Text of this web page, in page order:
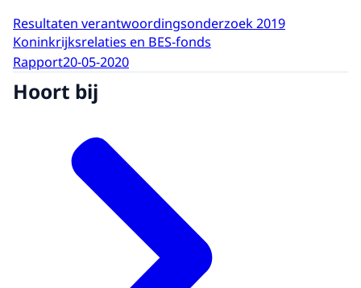
Resultaten verantwoordingsonderzoek 2019
Koninkrijksrelaties en BES-fonds
Rapport20-05-2020
Hoort bij